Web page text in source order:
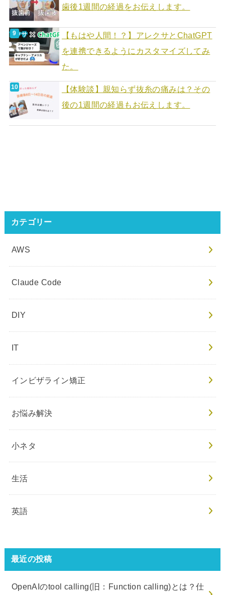
歯後1週間の経過をお伝えします。
【もはや人間！？】アレクサとChatGPT
を連携できるようにカスタマイズしてみ
た。
【体験談】親知らず抜糸の痛みは？その
後の1週間の経過もお伝えします。
カテゴリー
AWS
Claude Code
DIY
IT
インビザライン矯正
お悩み解決
小ネタ
生活
英語
最近の投稿
OpenAIのtool calling(旧：Function calling)とは？仕